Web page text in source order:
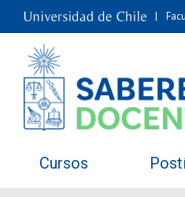
Cursos